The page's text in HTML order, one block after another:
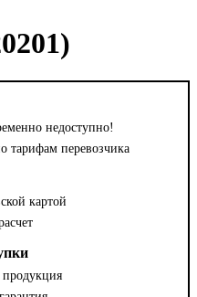
недоступно!
тарифам перевозчика
картой